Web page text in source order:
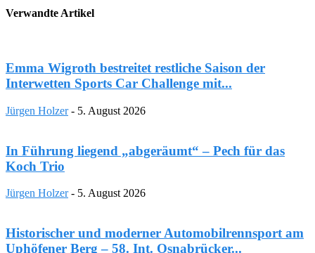
Verwandte Artikel
Emma Wigroth bestreitet restliche Saison der
Interwetten Sports Car Challenge mit...
Jürgen Holzer - 5. August 2026
In Führung liegend „abgeräumt“ – Pech für das
Koch Trio
Jürgen Holzer - 5. August 2026
Historischer und moderner Automobilrennsport am
Uphöfener Berg – 58. Int. Osnabrücker...